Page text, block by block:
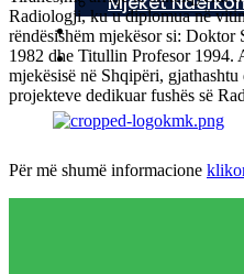
Blog
Kontakt
Radiologji, ku u diplomua në
rëndësishëm mjekësor si: Doktor
1982 dhe Titullin Profesor 1994.
mjekësisë në Shqipëri,
projekteve dedikuar fushës së
Për më shumë informacione